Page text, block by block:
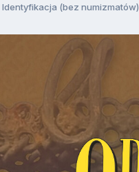
Identyfikacja (bez numizmatów)